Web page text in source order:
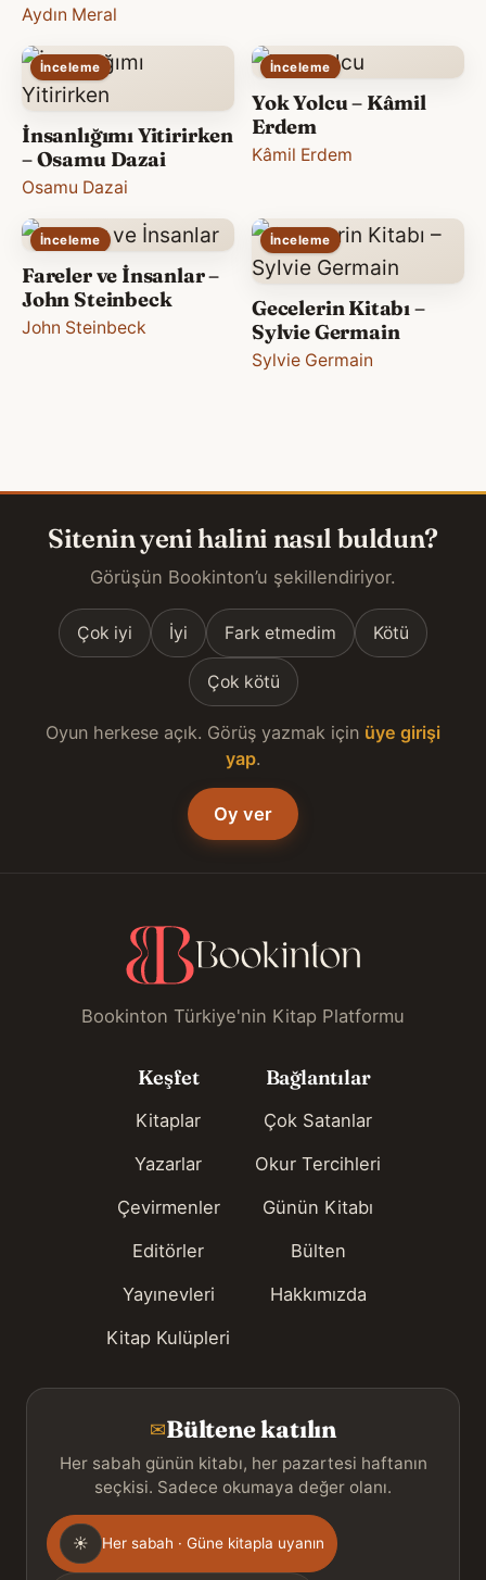
Aydın Meral
İnceleme
İnsanlığımı Yitirirken
– Osamu Dazai
Osamu Dazai
İnceleme
Yok Yolcu – Kâmil
Erdem
Kâmil Erdem
İnceleme
Fareler ve İnsanlar –
John Steinbeck
John Steinbeck
İnceleme
Gecelerin Kitabı –
Sylvie Germain
Sylvie Germain
Sitenin yeni halini nasıl buldun?
Görüşün Bookinton’u şekillendiriyor.
Çok iyi İyi Fark etmedim Kötü
Çok kötü
Oyun herkese açık. Görüş yazmak için üye girişi
yap.
Oy ver
Bookinton Türkiye'nin Kitap Platformu
Keşfet
Kitaplar
Yazarlar
Çevirmenler
Editörler
Yayınevleri
Kitap Kulüpleri
Bağlantılar
Çok Satanlar
Okur Tercihleri
Günün Kitabı
Bülten
Hakkımızda
✉Bültene katılın
Her sabah günün kitabı, her pazartesi haftanın
seçkisi. Sadece okumaya değer olanı.
Gönderim
sıklığı
☀ Her sabah · Güne kitapla uyanın